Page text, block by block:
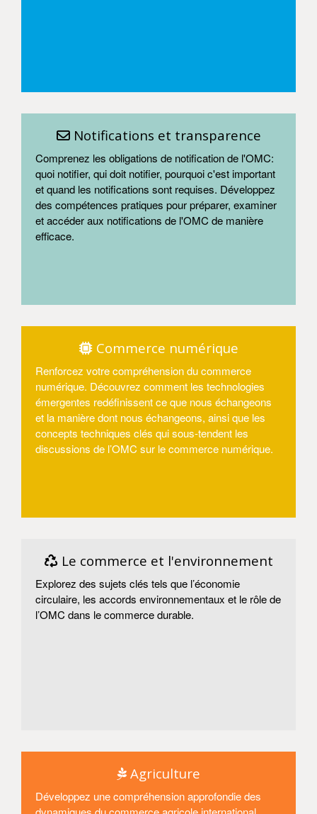
Notifications et transparence
Comprenez les obligations de notification de l'OMC:
quoi notifier, qui doit notifier, pourquoi c'est important
et quand les notifications sont requises. Développez
des compétences pratiques pour préparer, examiner
et accéder aux notifications de l'OMC de manière
efficace.
Commerce numérique
Renforcez votre compréhension du commerce
numérique. Découvrez comment les technologies
émergentes redéfinissent ce que nous échangeons
et la manière dont nous échangeons, ainsi que les
concepts techniques clés qui sous-tendent les
discussions de l’OMC sur le commerce numérique.
Le commerce et l'environnement
Explorez des sujets clés tels que l’économie
circulaire, les accords environnementaux et le rôle de
l’OMC dans le commerce durable.
Agriculture
Développez une compréhension approfondie des